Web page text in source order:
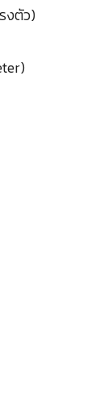
งตัว)